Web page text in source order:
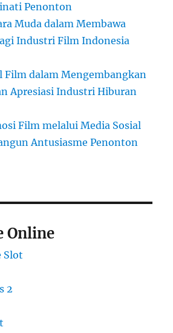
Penonton
Muda dalam Membawa
Industri Film Indonesia
Film dalam Mengembangkan
Apresiasi Industri Hiburan
Film melalui Media Sosial
Antusiasme Penonton
Online
Slot
2